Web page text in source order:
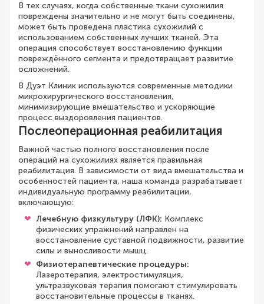
В тех случаях, когда собственные ткани сухожилия
повреждены значительно и не могут быть соединены,
может быть проведена пластика сухожилий с
использованием собственных лучших тканей. Эта
операция способствует восстановлению функции
повреждённого сегмента и предотвращает развитие
осложнений.
В Дуэт Клиник используются современные методики
микрохирургического восстановления,
минимизирующие вмешательство и ускоряющие
процесс выздоровления пациентов.
Послеоперационная реабилитация
Важной частью полного восстановления после
операций на сухожилиях является правильная
реабилитация. В зависимости от вида вмешательства и
особенностей пациента, наша команда разрабатывает
индивидуальную программу реабилитации,
включающую:
Лечебную физкультуру (ЛФК): Комплекс
физических упражнений направлен на
восстановление суставной подвижности, развитие
силы и выносливости мышц.
Физиотерапевтические процедуры:
Лазеротерапия, электростимуляция,
ультразвуковая терапия помогают стимулировать
восстановительные процессы в тканях.